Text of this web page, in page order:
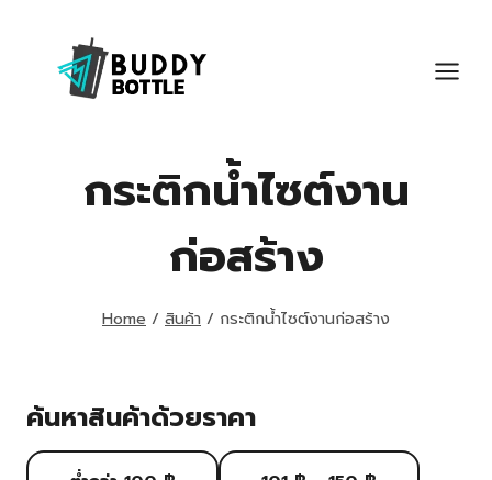
content
กระติกน้ำไซต์งาน
ก่อสร้าง
Home / สินค้า / กระติกน้ำไซต์งานก่อสร้าง
ค้นหาสินค้าด้วยราคา